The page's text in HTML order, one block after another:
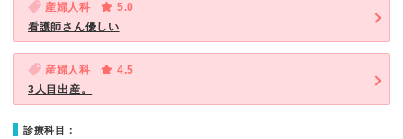
産婦人科
5.0
看護師さん優しい
産婦人科
4.5
3人目出産。
診療科目：